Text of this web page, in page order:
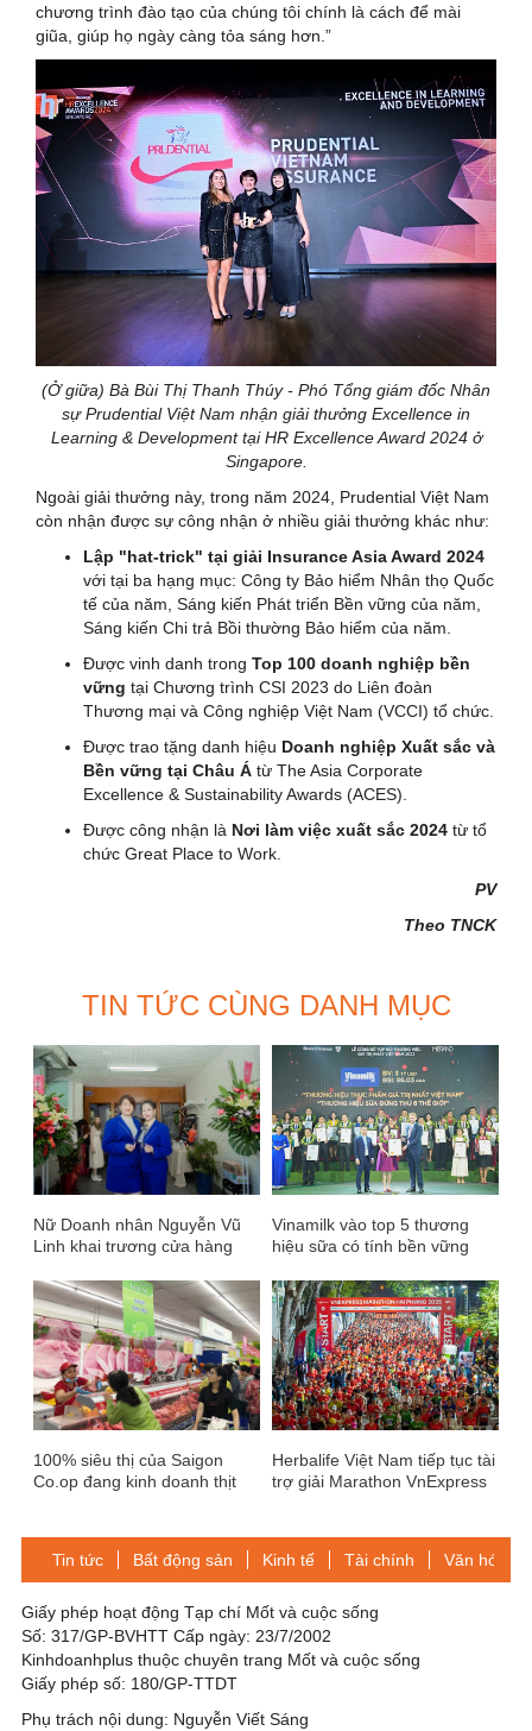
chương trình đào tạo của chúng tôi chính là cách để mài
giũa, giúp họ ngày càng tỏa sáng hơn.”
(Ở giữa) Bà Bùi Thị Thanh Thúy - Phó Tổng giám đốc Nhân
sự Prudential Việt Nam nhận giải thưởng Excellence in
Learning & Development tại HR Excellence Award 2024 ở
Singapore.
Ngoài giải thưởng này, trong năm 2024, Prudential Việt Nam
còn nhận được sự công nhận ở nhiều giải thưởng khác như:
Lập "hat-trick" tại giải Insurance Asia Award 2024
với tại ba hạng mục: Công ty Bảo hiểm Nhân thọ Quốc
tế của năm, Sáng kiến Phát triển Bền vững của năm,
Sáng kiến Chi trả Bồi thường Bảo hiểm của năm.
Được vinh danh trong Top 100 doanh nghiệp bền
vững tại Chương trình CSI 2023 do Liên đoàn
Thương mại và Công nghiệp Việt Nam (VCCI) tổ chức.
Được trao tặng danh hiệu Doanh nghiệp Xuất sắc và
Bền vững tại Châu Á từ The Asia Corporate
Excellence & Sustainability Awards (ACES).
Được công nhận là Nơi làm việc xuất sắc 2024 từ tổ
chức Great Place to Work.
PV
Theo TNCK
TIN TỨC CÙNG DANH MỤC
Nữ Doanh nhân Nguyễn Vũ
Linh khai trương cửa hàng
Hùng – Đài Loan
Vinamilk vào top 5 thương
hiệu sữa có tính bền vững
100% siêu thị của Saigon
Co.op đang kinh doanh thịt
Herbalife Việt Nam tiếp tục tài
trợ giải Marathon VnExpress
Tin tức Bất động sản Kinh tế Tài chính Văn hóa-
Giấy phép hoạt động Tạp chí Mốt và cuộc sống
Số: 317/GP-BVHTT Cấp ngày: 23/7/2002
Kinhdoanhplus thuộc chuyên trang Mốt và cuộc sống
Giấy phép số: 180/GP-TTDT
Phụ trách nội dung: Nguyễn Viết Sáng